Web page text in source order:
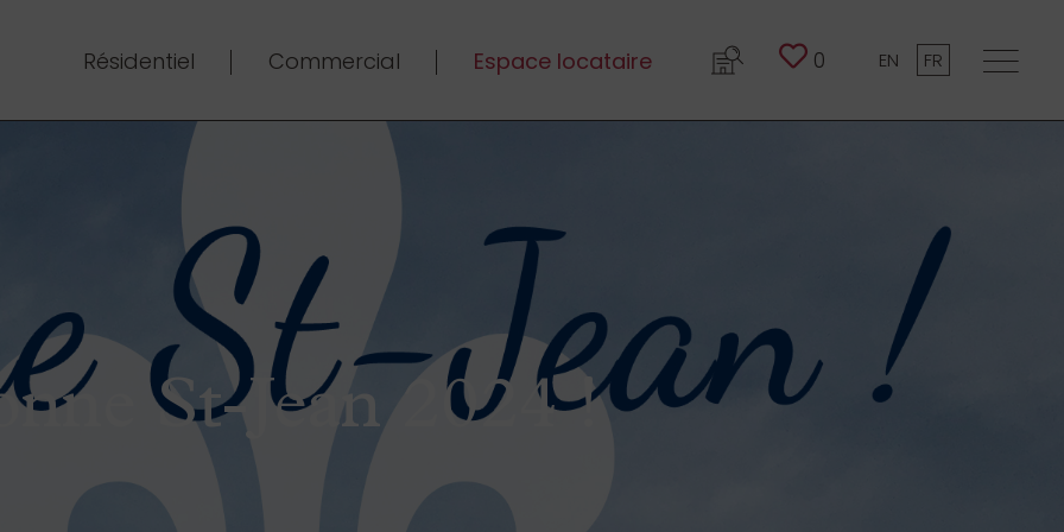
Résidentiel Commercial Espace locataire 0 EN FR
St-Jean 2024 !